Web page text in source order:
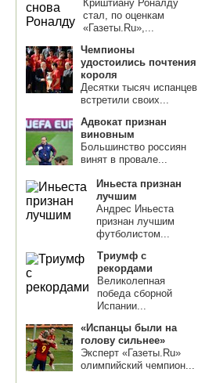
Криштиану Роналду
стал, по оценкам
«Газеты.Ru»,...
Чемпионы
удостоились почтения
короля
Десятки тысяч испанцев
встретили своих...
Адвокат признан
виновным
Большинство россиян
винят в провале...
Иньеста признан
лучшим
Андрес Иньеста
признан лучшим
футболистом...
Триумф с
рекордами
Великолепная
победа сборной
Испании...
«Испанцы были на
голову сильнее»
Эксперт «Газеты.Ru»
олимпийский чемпион...